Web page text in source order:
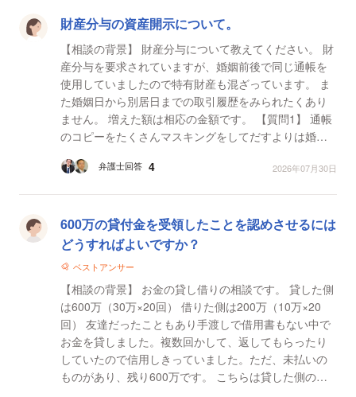
財産分与の資産開示について。
【相談の背景】 財産分与について教えてください。 財
産分与を要求されていますが、婚姻前後で同じ通帳を
使用していましたので特有財産も混ざっています。 ま
た婚姻日から別居日までの取引履歴をみられたくあり
ません。 増えた額は相応の金額です。 【質問1】 通帳
のコピーをたくさんマスキングをしてだすよりは婚姻
弁護士回答 4 2026年07月30日
600万の貸付金を受領したことを認めさせるには
どうすればよいですか？
ベストアンサー
【相談の背景】 お金の貸し借りの相談です。 貸した側
は600万（30万×20回） 借りた側は200万（10万×20
回） 友達だったこともあり手渡しで借用書もない中で
お金を貸しました。複数回かして、返してもらったり
していたので信用しきっていました。ただ、未払いの
ものがあり、残り600万です。 こちらは貸した側のメ